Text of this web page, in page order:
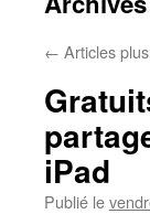
← Articles
iPad
Publié le